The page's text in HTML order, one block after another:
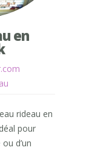
en
rideau en
pour
d’un